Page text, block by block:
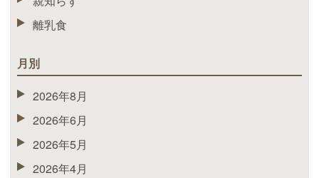
離乳食
月別
2026年8月
2026年6月
2026年5月
2026年4月